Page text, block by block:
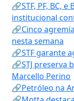
🔗STF, PF, BC,
institucional
🔗Cinco
nesta semana
🔗STF garante
🔗STJ preserva
Marcello Perino
🔗Petróleo na